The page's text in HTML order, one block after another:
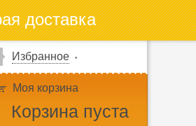
доставка
Избранное
Моя корзина
Корзина пуста